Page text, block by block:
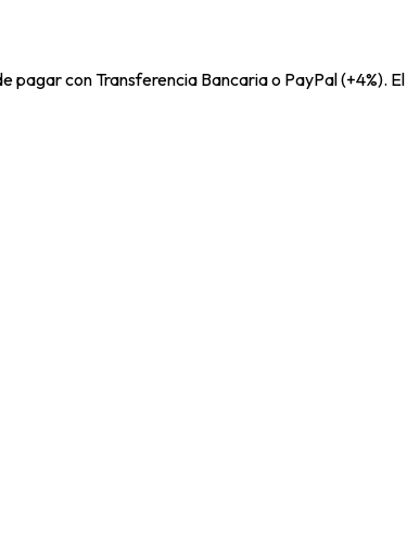
con Transferencia Bancaria o PayPal (+4%).